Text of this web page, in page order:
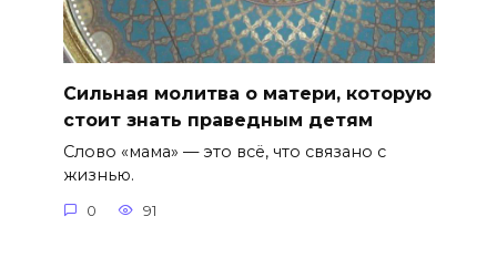
Сильная молитва о матери, которую
стоит знать праведным детям
Слово «мама» — это всё, что связано с
жизнью.
0 91